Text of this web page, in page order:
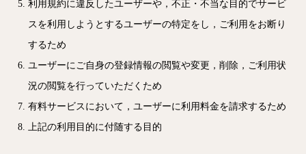
利用規約に違反したユーザーや，不正・不当な目的でサービ
スを利用しようとするユーザーの特定をし，ご利用をお断り
するため
ユーザーにご自身の登録情報の閲覧や変更，削除，ご利用状
況の閲覧を行っていただくため
有料サービスにおいて，ユーザーに利用料金を請求するため
上記の利用目的に付随する目的